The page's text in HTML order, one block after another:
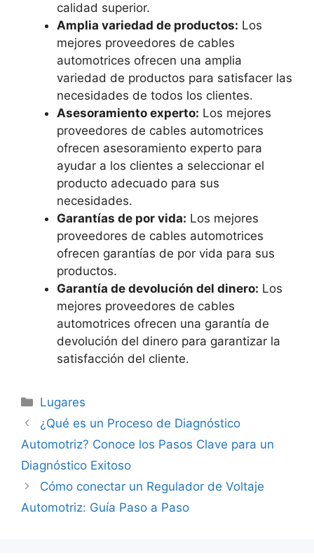
calidad superior.
Amplia variedad de productos: Los
mejores proveedores de cables
automotrices ofrecen una amplia
variedad de productos para satisfacer las
necesidades de todos los clientes.
Asesoramiento experto: Los mejores
proveedores de cables automotrices
ofrecen asesoramiento experto para
ayudar a los clientes a seleccionar el
producto adecuado para sus
necesidades.
Garantías de por vida: Los mejores
proveedores de cables automotrices
ofrecen garantías de por vida para sus
productos.
Garantía de devolución del dinero: Los
mejores proveedores de cables
automotrices ofrecen una garantía de
devolución del dinero para garantizar la
satisfacción del cliente.
Categorías
Lugares
¿Qué es un Proceso de Diagnóstico
Automotriz? Conoce los Pasos Clave para un
Diagnóstico Exitoso
Cómo conectar un Regulador de Voltaje
Automotriz: Guía Paso a Paso